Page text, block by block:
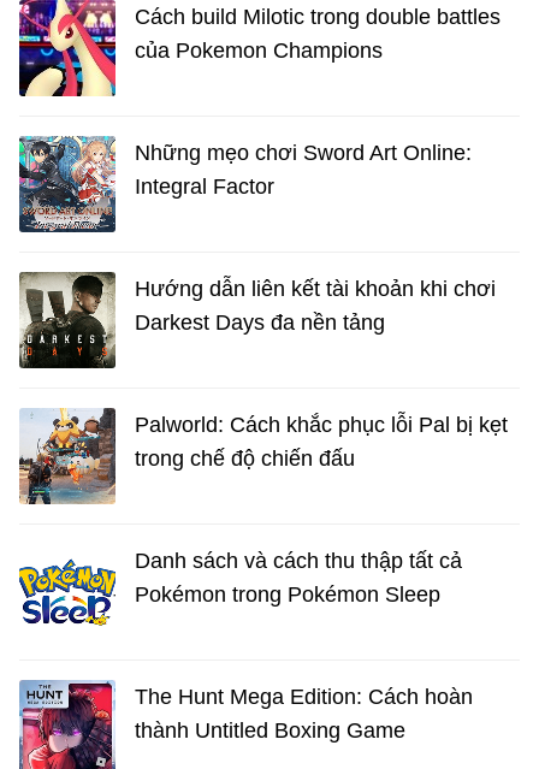
Cách build Milotic trong double battles
của Pokemon Champions
Những mẹo chơi Sword Art Online:
Integral Factor
Hướng dẫn liên kết tài khoản khi chơi
Darkest Days đa nền tảng
Palworld: Cách khắc phục lỗi Pal bị kẹt
trong chế độ chiến đấu
Danh sách và cách thu thập tất cả
Pokémon trong Pokémon Sleep
The Hunt Mega Edition: Cách hoàn
thành Untitled Boxing Game